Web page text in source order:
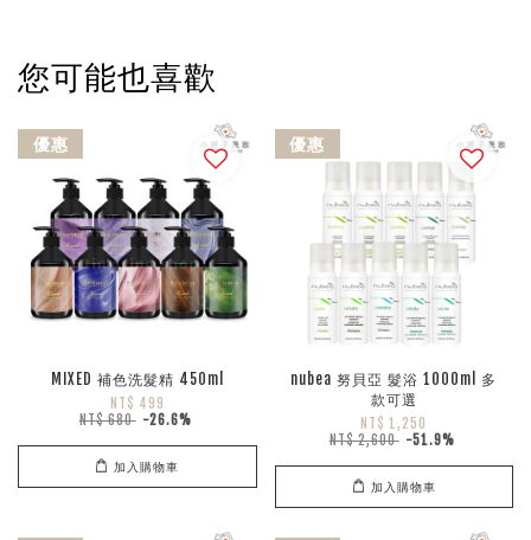
您可能也喜歡
優惠
MIXED 補色洗髮精 450ml
NT$ 499
NT$ 680 -26.6%
加入購物車
優惠
nubea 努貝亞 髮浴 1000ml 多
款可選
NT$ 1,250
NT$ 2,600 -51.9%
加入購物車